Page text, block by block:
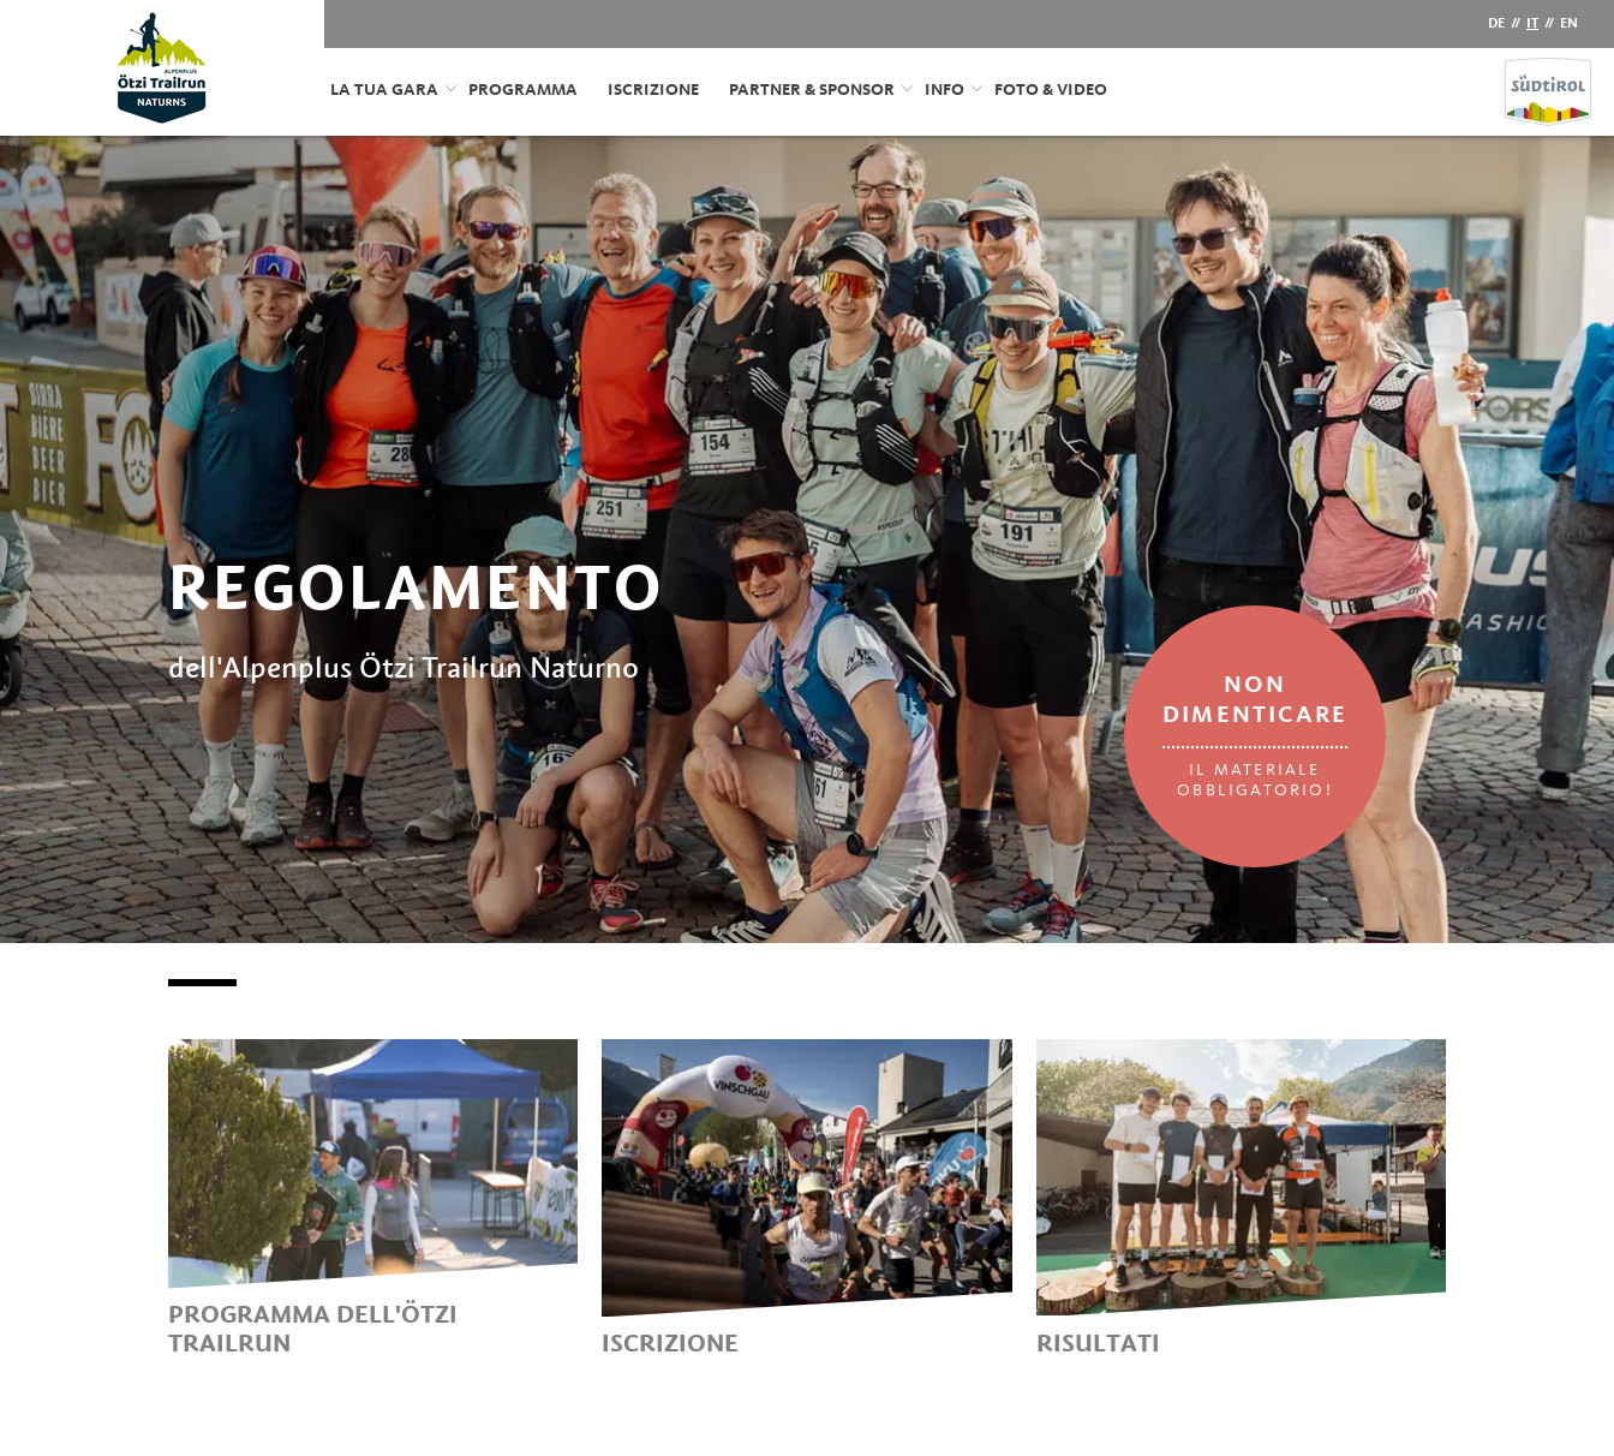
DE // IT // EN
LA TUA GARA PROGRAMMA ISCRIZIONE PARTNER & SPONSOR INFO FOTO & VIDEO
REGOLAMENTO
dell'Alpenplus Ötzi Trailrun Naturno
NON
DIMENTICARE
IL MATERIALE
OBBLIGATORIO!
PROGRAMMA DELL'ÖTZI
TRAILRUN
ISCRIZIONE
RISULTATI